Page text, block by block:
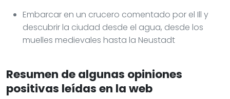
Embarcar en un crucero comentado por el Ill y
descubrir la ciudad desde el agua, desde los
muelles medievales hasta la Neustadt
Resumen de algunas opiniones
positivas leídas en la web